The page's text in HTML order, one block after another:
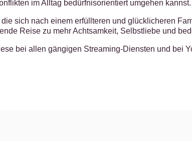
im Alltag bedürfnisorientiert umgehen kannst.
die sich nach einem erfüllteren und glücklicheren
Reise zu mehr Achtsamkeit, Selbstliebe und
bei allen gängigen Streaming-Diensten und bei